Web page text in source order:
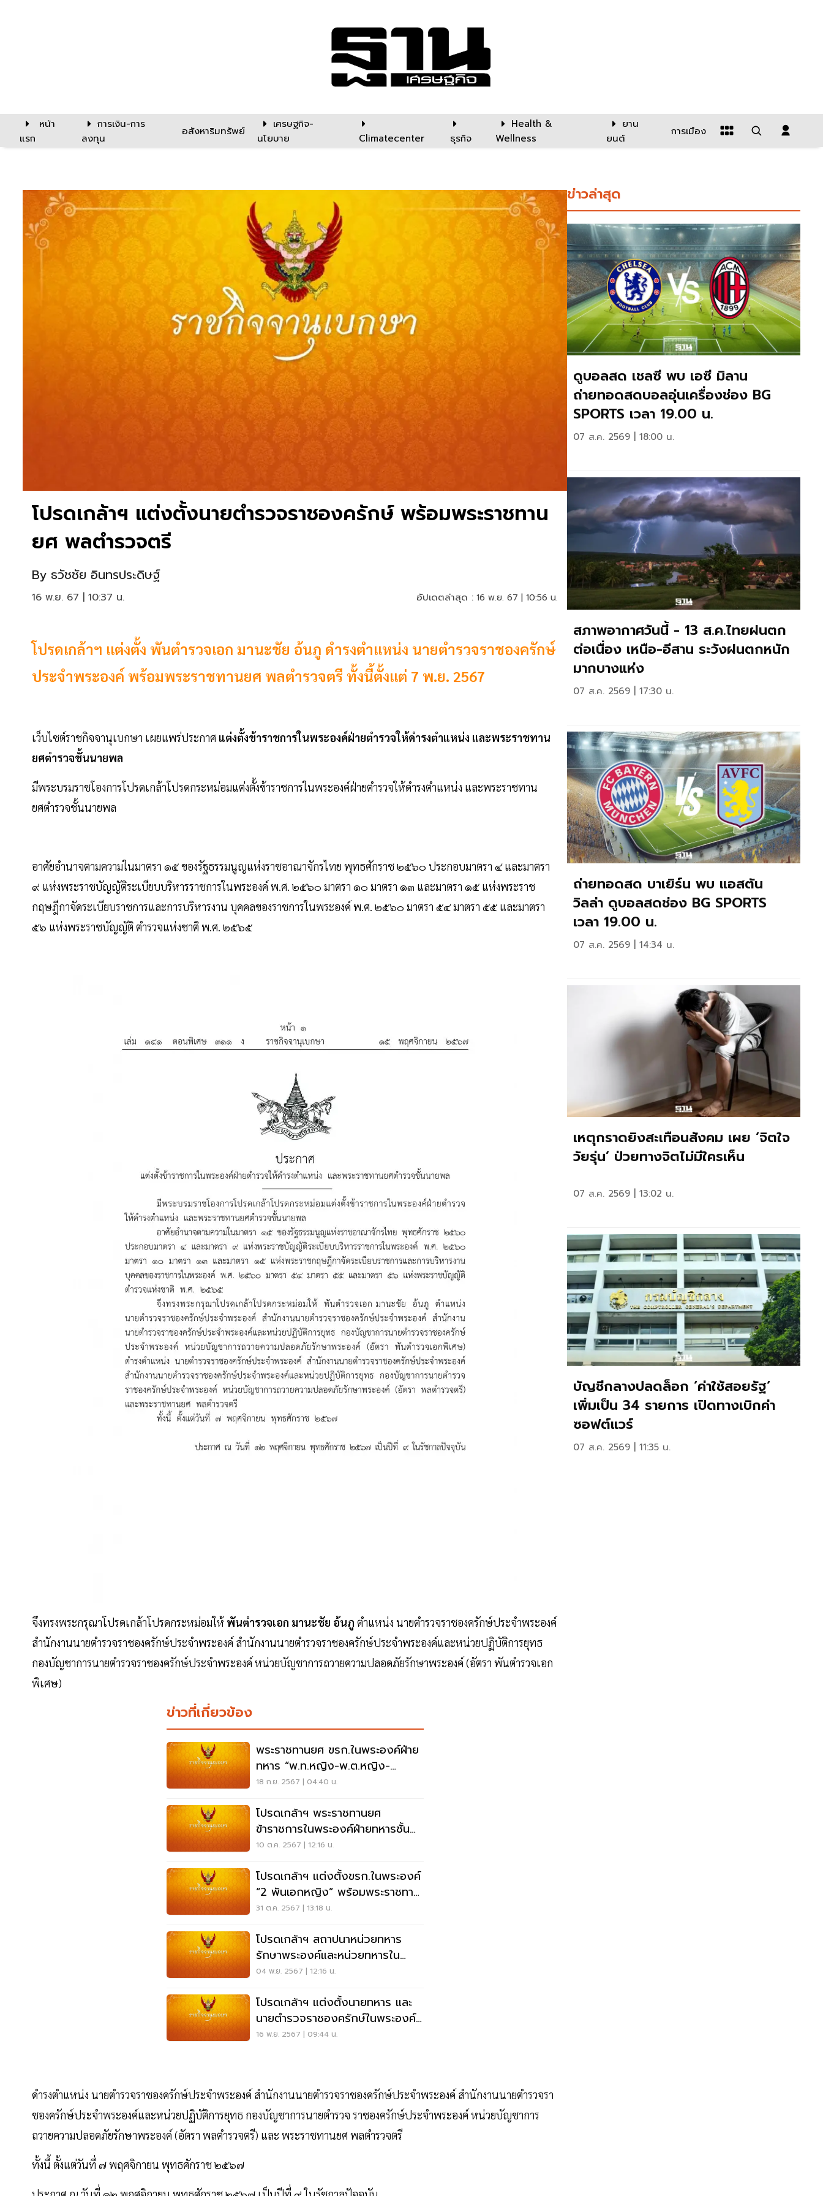
หน้า
แรก
การเงิน-การ
ลงทุน
อสังหาริมทรัพย์
เศรษฐกิจ-
นโยบาย
Climatecenter ธุรกิจ
Health &
Wellness
ยาน
ยนต์
การเมือง
โปรดเกล้าฯ แต่งตั้งนายตํารวจราชองครักษ์ พร้อมพระราชทาน
ยศ พลตํารวจตรี
By ธวัชชัย อินทรประดิษฐ์
16 พ.ย. 67 | 10:37 น. อัปเดตล่าสุด : 16 พ.ย. 67 | 10:56 น.
โปรดเกล้าฯ แต่งตั้ง พันตำรวจเอก มานะชัย อ้นภู ดำรงตำแหน่ง นายตํารวจราชองครักษ์
ประจําพระองค์ พร้อมพระราชทานยศ พลตํารวจตรี ทั้งนี้ตั้งแต่ 7 พ.ย. 2567
เว็บไซต์ราชกิจจานุเบกษา เผยแพร่ประกาศ แต่งตั้งข้าราชการในพระองค์ฝ่ายตํารวจให้ดํารงตําแหน่ง และพระราชทาน
ยศตํารวจชั้นนายพล
มีพระบรมราชโองการโปรดเกล้าโปรดกระหม่อมแต่งตั้งข้าราชการในพระองค์ฝ่ายตํารวจให้ดํารงตําแหน่ง และพระราชทาน
ยศตํารวจชั้นนายพล
อาศัยอํานาจตามความในมาตรา ๑๕ ของรัฐธรรมนูญแห่งราชอาณาจักรไทย พุทธศักราช ๒๕๖๐ ประกอบมาตรา ๔ และมาตรา
๙ แห่งพระราชบัญญัติระเบียบบริหารราชการในพระองค์ พ.ศ. ๒๕๖๐ มาตรา ๑๐ มาตรา ๑๓ และมาตรา ๑๕ แห่งพระราช
กฤษฎีกาจัดระเบียบราชการและการบริหารงาน บุคคลของราชการในพระองค์ พ.ศ. ๒๕๖๐ มาตรา ๕๔ มาตรา ๕๕ และมาตรา
๕๖ แห่งพระราชบัญญัติ ตํารวจแห่งชาติ พ.ศ. ๒๕๖๕
จึงทรงพระกรุณาโปรดเกล้าโปรดกระหม่อมให้ พันตํารวจเอก มานะชัย อ้นภู ตําแหน่ง นายตํารวจราชองครักษ์ประจําพระองค์
สํานักงานนายตํารวจราชองครักษ์ประจําพระองค์ สํานักงานนายตํารวจราชองครักษ์ประจําพระองค์และหน่วยปฏิบัติการยุทธ
กองบัญชาการนายตํารวจราชองครักษ์ประจําพระองค์ หน่วยบัญชาการถวายความปลอดภัยรักษาพระองค์ (อัตรา พันตํารวจเอก
พิเศษ)
ข่าวที่เกี่ยวข้อง
พระราชทานยศ ขรก.ในพระองค์ฝ่าย
ทหาร “พ.ท.หญิง-พ.ต.หญิง-
ร.อ.หญิง” 4 นาย
18 ก.ย. 2567 | 04:40 น.
โปรดเกล้าฯ พระราชทานยศ
ข้าราชการในพระองค์ฝ่ายทหารชั้น
สัญญาบัตร รวม 17 นาย
10 ต.ค. 2567 | 12:16 น.
โปรดเกล้าฯ แต่งตั้งขรก.ในพระองค์
“2 พันเอกหญิง” พร้อมพระราชทาน
ยศ พลตรีหญิง
31 ต.ค. 2567 | 13:18 น.
โปรดเกล้าฯ สถาปนาหน่วยทหาร
รักษาพระองค์และหน่วยทหารใน
พระองค์ 67 หน่วย
04 พ.ย. 2567 | 12:16 น.
โปรดเกล้าฯ แต่งตั้งนายทหาร และ
นายตำรวจราชองครักษ์ในพระองค์
68 นาย
16 พ.ย. 2567 | 09:44 น.
ดํารงตําแหน่ง นายตํารวจราชองครักษ์ประจําพระองค์ สํานักงานนายตํารวจราชองครักษ์ประจําพระองค์ สํานักงานนายตํารวจรา
ชองครักษ์ประจําพระองค์และหน่วยปฏิบัติการยุทธ กองบัญชาการนายตํารวจ ราชองครักษ์ประจําพระองค์ หน่วยบัญชาการ
ถวายความปลอดภัยรักษาพระองค์ (อัตรา พลตํารวจตรี) และ พระราชทานยศ พลตํารวจตรี
ทั้งนี้ ตั้งแต่วันที่ ๗ พฤศจิกายน พุทธศักราช ๒๕๖๗
ข่าวล่าสุด
ดูบอลสด เชลซี พบ เอซี มิลาน
ถ่ายทอดสดบอลอุ่นเครื่องช่อง BG
SPORTS เวลา 19.00 น.
07 ส.ค. 2569 | 18:00 น.
สภาพอากาศวันนี้ - 13 ส.ค.ไทยฝนตก
ต่อเนื่อง เหนือ-อีสาน ระวังฝนตกหนัก
มากบางแห่ง
07 ส.ค. 2569 | 17:30 น.
ถ่ายทอดสด บาเยิร์น พบ แอสตัน
วิลล่า ดูบอลสดช่อง BG SPORTS
เวลา 19.00 น.
07 ส.ค. 2569 | 14:34 น.
เหตุกราดยิงสะเทือนสังคม เผย ‘จิตใจ
วัยรุ่น’ ป่วยทางจิตไม่มีใครเห็น
07 ส.ค. 2569 | 13:02 น.
บัญชีกลางปลดล็อก ‘ค่าใช้สอยรัฐ‘
เพิ่มเป็น 34 รายการ เปิดทางเบิกค่า
ซอฟต์แวร์
07 ส.ค. 2569 | 11:35 น.